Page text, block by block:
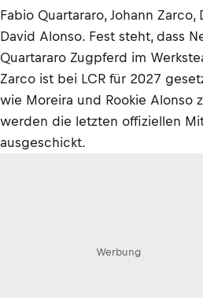
Fabio Quartararo, Johann
David Alonso. Fest steht, dass
Quartararo Zugpferd im
Zarco ist bei LCR für 2027
wie Moreira und Rookie Alonso
werden die letzten offiziellen
ausgeschickt.
Werbung